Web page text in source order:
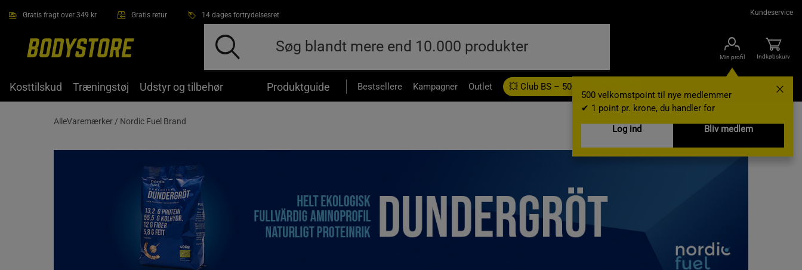
Gratis fragt over 349 kr Gratis retur 14 dages fortrydelsesret Kundeservice
Min profil
500 velkomstpoint til nye medlemmer
✔ 1 point pr. krone, du handler for
Log ind
Bliv medlem
Indkøbskurv
Kosttilskud Træningstøj Udstyr og tilbehør Produktguide Bestsellere Kampagner Outlet 💥 Club BS – 500 velkomstpoint Gavekort
AlleVaremærker / Nordic Fuel Brand